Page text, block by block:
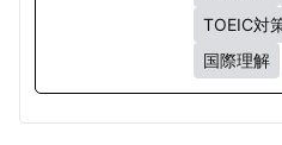
TOEIC対
国際理解